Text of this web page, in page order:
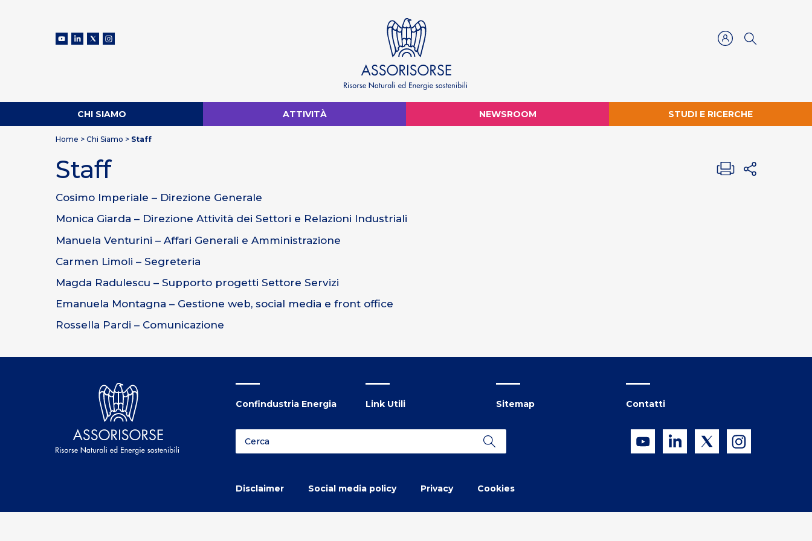
CHI SIAMO ATTIVITÀ NEWSROOM STUDI E RICERCHE
Home > Chi Siamo > Staff
Staff
Cosimo Imperiale – Direzione Generale
Monica Giarda – Direzione Attività dei Settori e Relazioni Industriali
Manuela Venturini – Affari Generali e Amministrazione
Carmen Limoli – Segreteria
Magda Radulescu – Supporto progetti Settore Servizi
Emanuela Montagna – Gestione web, social media e front office
Rossella Pardi – Comunicazione
Confindustria Energia Link Utili Sitemap Contatti
Disclaimer Social media policy Privacy Cookies